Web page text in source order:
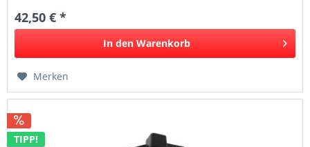
42,50 € *
In den Warenkorb
Merken
TIPP!